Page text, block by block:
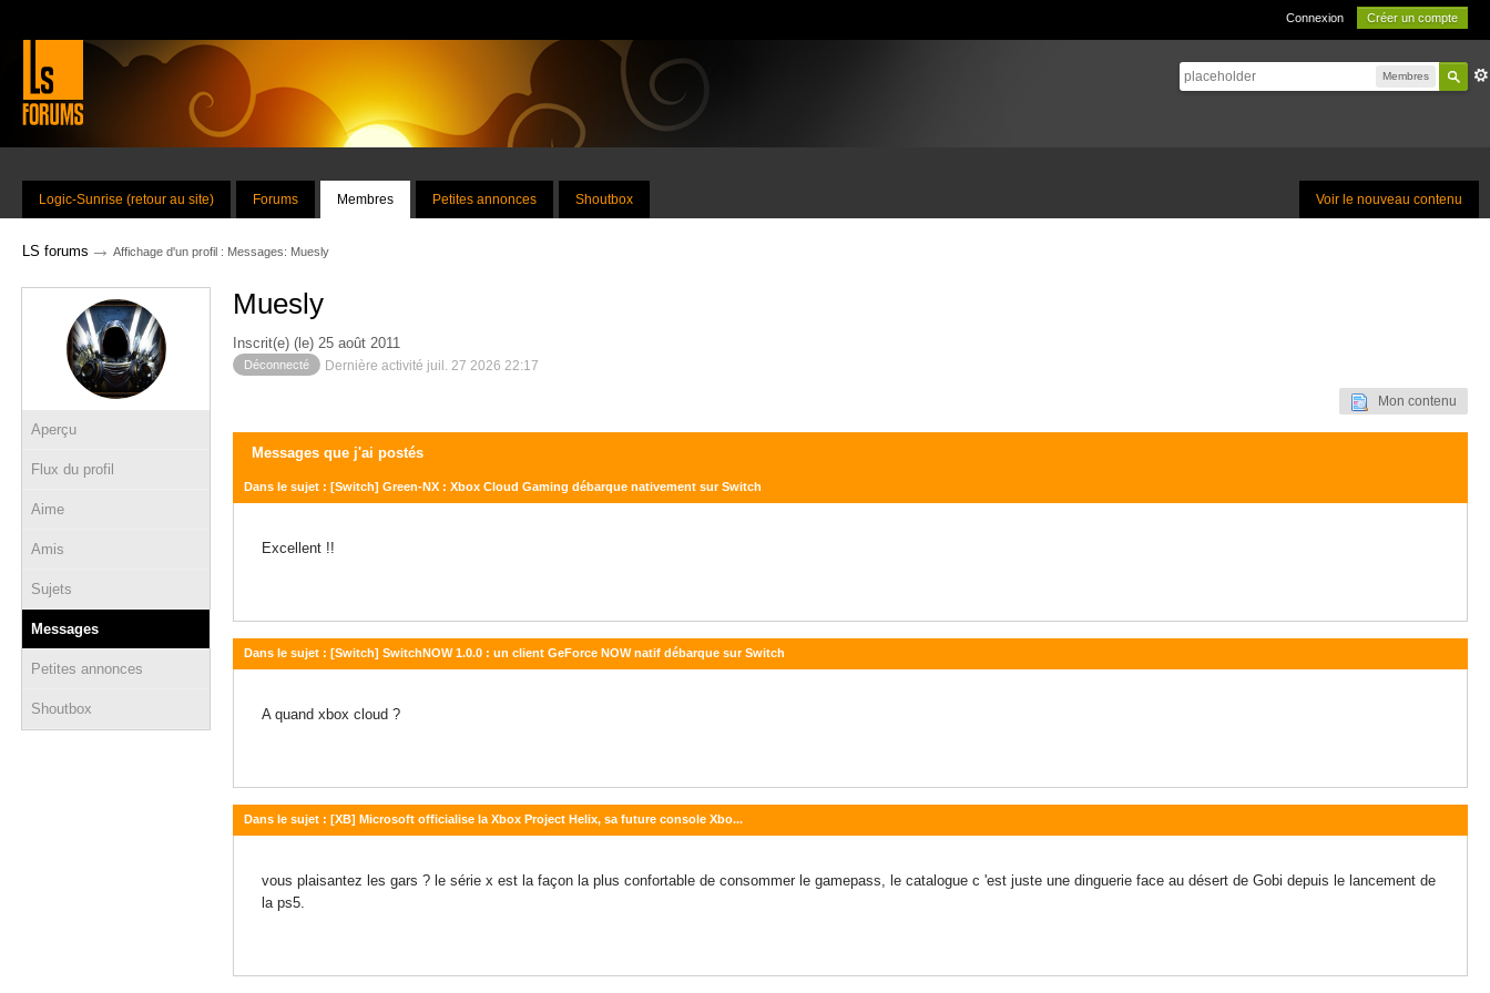
Connexion Créer un compte
Membres
Voir le nouveau contenu
Logic-Sunrise (retour au site) Forums Membres Petites annonces Shoutbox
LS forums → Affichage d'un profil : Messages: Muesly
Aperçu
Flux du profil
Aime
Amis
Sujets
Messages
Petites annonces
Shoutbox
Muesly
Inscrit(e) (le) 25 août 2011
Déconnecté Dernière activité juil. 27 2026 22:17
Mon contenu
Messages que j'ai postés
Dans le sujet : [Switch] Green-NX : Xbox Cloud Gaming débarque nativement sur Switch
Excellent !!
Dans le sujet : [Switch] SwitchNOW 1.0.0 : un client GeForce NOW natif débarque sur Switch
A quand xbox cloud ?
Dans le sujet : [XB] Microsoft officialise la Xbox Project Helix, sa future console Xbo...
vous plaisantez les gars ? le série x est la façon la plus confortable de consommer le gamepass, le catalogue c 'est juste une dinguerie face au désert de Gobi depuis le lancement de
la ps5.